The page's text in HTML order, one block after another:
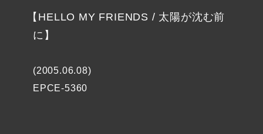
【HELLO MY FRIENDS / 太陽が沈む前
に】
(2005.06.08)
EPCE-5360